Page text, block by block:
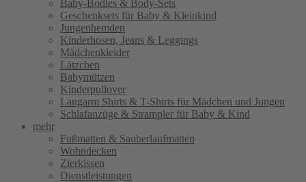
Baby-Bodies & Body-Sets
Geschenksets für Baby & Kleinkind
Jungenhemden
Kinderhosen, Jeans & Leggings
Mädchenkleider
Lätzchen
Babymützen
Kinderpullover
Langarm Shirts & T-Shirts für Mädchen und Jungen
Schlafanzüge & Strampler für Baby & Kind
mehr
Fußmatten & Sauberlaufmatten
Wohndecken
Zierkissen
Dienstleistungen